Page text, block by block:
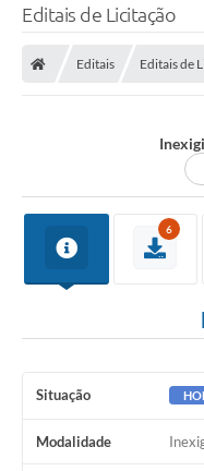
Editais de Licitação
Editais Editais de
6
Situação
Modalidade